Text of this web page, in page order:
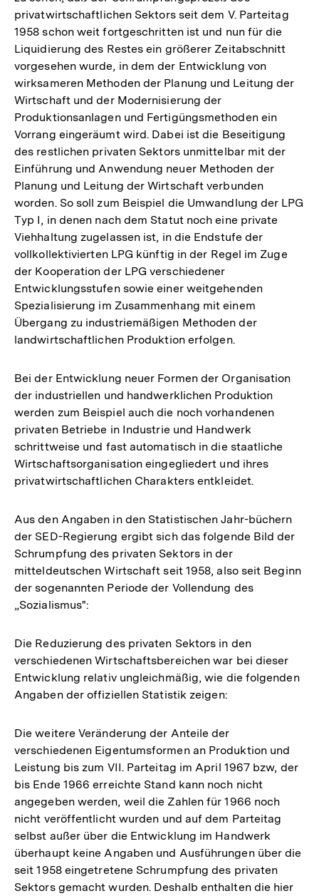
privatwirtschaftlichen Sektors seit dem V. Parteitag
1958 schon weit fortgeschritten ist und nun für die
Liquidierung des Restes ein größerer Zeitabschnitt
vorgesehen wurde, in dem der Entwicklung von
wirksameren Methoden der Planung und Leitung der
Wirtschaft und der Modernisierung der
Produktionsanlagen und Fertigüngsmethoden ein
Vorrang eingeräumt wird. Dabei ist die Beseitigung
des restlichen privaten Sektors unmittelbar mit der
Einführung und Anwendung neuer Methoden der
Planung und Leitung der Wirtschaft verbunden
worden. So soll zum Beispiel die Umwandlung der LPG
Typ I, in denen nach dem Statut noch eine private
Viehhaltung zugelassen ist, in die Endstufe der
vollkollektivierten LPG künftig in der Regel im Zuge
der Kooperation der LPG verschiedener
Entwicklungsstufen sowie einer weitgehenden
Spezialisierung im Zusammenhang mit einem
Übergang zu industriemäßigen Methoden der
landwirtschaftlichen Produktion erfolgen.
Bei der Entwicklung neuer Formen der Organisation
der industriellen und handwerklichen Produktion
werden zum Beispiel auch die noch vorhandenen
privaten Betriebe in Industrie und Handwerk
schrittweise und fast automatisch in die staatliche
Wirtschaftsorganisation eingegliedert und ihres
privatwirtschaftlichen Charakters entkleidet.
Aus den Angaben in den Statistischen Jahr-büchern
der SED-Regierung ergibt sich das folgende Bild der
Schrumpfung des privaten Sektors in der
mitteldeutschen Wirtschaft seit 1958, also seit Beginn
der sogenannten Periode der Vollendung des
„Sozialismus":
Die Reduzierung des privaten Sektors in den
verschiedenen Wirtschaftsbereichen war bei dieser
Entwicklung relativ ungleichmäßig, wie die folgenden
Angaben der offiziellen Statistik zeigen:
Die weitere Veränderung der Anteile der
verschiedenen Eigentumsformen an Produktion und
Leistung bis zum VII. Parteitag im April 1967 bzw, der
bis Ende 1966 erreichte Stand kann noch nicht
angegeben werden, weil die Zahlen für 1966 noch
nicht veröffentlicht wurden und auf dem Parteitag
selbst außer über die Entwicklung im Handwerk
überhaupt keine Angaben und Ausführungen über die
seit 1958 eingetretene Schrumpfung des privaten
Sektors gemacht wurden. Deshalb enthalten die hier